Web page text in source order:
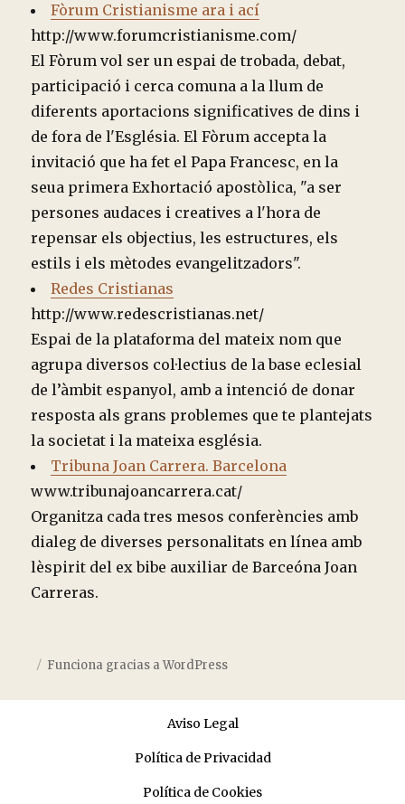
Fòrum Cristianisme ara i ací
http://www.forumcristianisme.com/
El Fòrum vol ser un espai de trobada, debat,
participació i cerca comuna a la llum de
diferents aportacions significatives de dins i
de fora de l'Església. El Fòrum accepta la
invitació que ha fet el Papa Francesc, en la
seua primera Exhortació apostòlica, "a ser
persones audaces i creatives a l'hora de
repensar els objectius, les estructures, els
estils i els mètodes evangelitzadors".
Redes Cristianas
http://www.redescristianas.net/
Espai de la plataforma del mateix nom que
agrupa diversos col·lectius de la base eclesial
de l’àmbit espanyol, amb a intenció de donar
resposta als grans problemes que te plantejats
la societat i la mateixa església.
Tribuna Joan Carrera. Barcelona
www.tribunajoancarrera.cat/
Organitza cada tres mesos conferències amb
dialeg de diverses personalitats en línea amb
lèspirit del ex bibe auxiliar de Barceóna Joan
Carreras.
Funciona gracias a WordPress
Aviso Legal
Política de Privacidad
Política de Cookies